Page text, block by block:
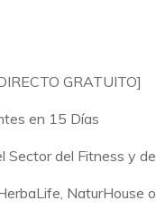
GRATUITO]
en 15 Días
Sector del Fitness y
NaturHouse